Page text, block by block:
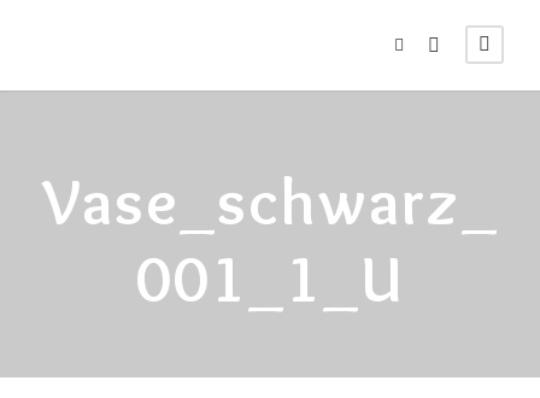
Vase_schwarz_
001_1_U